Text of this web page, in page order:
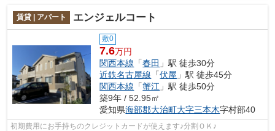
賃貸 | アパート エンジェルコート
敷0
7.6万円
関西本線 「春田 」駅 徒歩30分
近鉄名古屋線 「伏屋 」駅 徒歩45分
関西本線 「蟹江 」駅 徒歩50分
築9年 / 52.95㎡
愛知県海部郡大治町大字三本木字村部40
初期費用にお手持ちのクレジットカードが使えます♪分割ＯＫ♪